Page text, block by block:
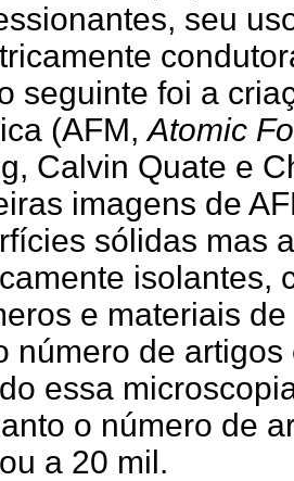
seu
seguinte foi a
(AFM, Atomic
Calvin Quate e
imagens de
sólidas mas
isolantes,
e materiais
número de
essa
o número de
a 20 mil.